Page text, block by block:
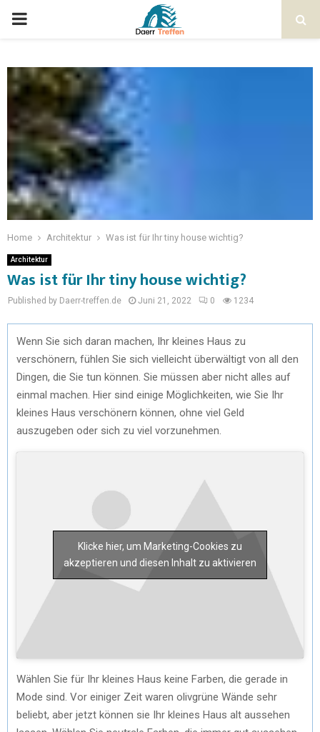
Home Architektur Was ist für Ihr tiny house wichtig?
Architektur
Was ist für Ihr tiny house wichtig?
Published by Daerr-treffen.de Juni 21, 2022 0 1234
Wenn Sie sich daran machen, Ihr kleines Haus zu
verschönern, fühlen Sie sich vielleicht überwältigt von all den
Dingen, die Sie tun können. Sie müssen aber nicht alles auf
einmal machen. Hier sind einige Möglichkeiten, wie Sie Ihr
kleines Haus verschönern können, ohne viel Geld
auszugeben oder sich zu viel vorzunehmen.
Klicke hier, um Marketing-Cookies zu
akzeptieren und diesen Inhalt zu aktivieren
Wählen Sie für Ihr kleines Haus keine Farben, die gerade in
Mode sind. Vor einiger Zeit waren olivgrüne Wände sehr
beliebt, aber jetzt können sie Ihr kleines Haus alt aussehen